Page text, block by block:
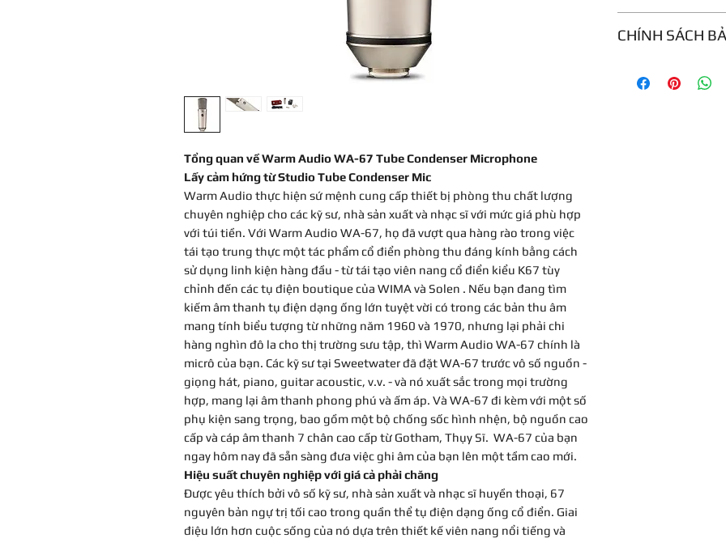
Tổng quan về Warm Audio WA-67 Tube Condenser Microphone
Lấy cảm hứng từ Studio Tube Condenser Mic
Warm Audio thực hiện sứ mệnh cung cấp thiết bị phòng thu chất lượng
chuyên nghiệp cho các kỹ sư, nhà sản xuất và nhạc sĩ với mức giá phù hợp
với túi tiền. Với Warm Audio WA-67, họ đã vượt qua hàng rào trong việc
tái tạo trung thực một tác phẩm cổ điển phòng thu đáng kính bằng cách
sử dụng linh kiện hàng đầu - từ tái tạo viên nang cổ điển kiểu K67 tùy
chỉnh đến các tụ điện boutique của WIMA và Solen . Nếu bạn đang tìm
kiếm âm thanh tụ điện dạng ống lớn tuyệt vời có trong các bản thu âm
mang tính biểu tượng từ những năm 1960 và 1970, nhưng lại phải chi
hàng nghìn đô la cho thị trường sưu tập, thì Warm Audio WA-67 chính là
micrô của bạn. Các kỹ sư tại Sweetwater đã đặt WA-67 trước vô số nguồn -
giọng hát, piano, guitar acoustic, v.v. - và nó xuất sắc trong mọi trường
hợp, mang lại âm thanh phong phú và ấm áp. Và WA-67 đi kèm với một số
phụ kiện sang trọng, bao gồm một bộ chống sốc hình nhện, bộ nguồn cao
cấp và cáp âm thanh 7 chân cao cấp từ Gotham, Thụy Sĩ. WA-67 của bạn
ngay hôm nay đã sẵn sàng đưa việc ghi âm của bạn lên một tầm cao mới.
Hiệu suất chuyên nghiệp với giá cả phải chăng
Được yêu thích bởi vô số kỹ sư, nhà sản xuất và nhạc sĩ huyền thoại, 67
nguyên bản ngự trị tối cao trong quần thể tụ điện dạng ống cổ điển. Giai
điệu lớn hơn cuộc sống của nó dựa trên thiết kế viên nang nổi tiếng và
EF86 Tube &
For Vocals &
Omni, Figure-8,
CHÍNH SÁCH